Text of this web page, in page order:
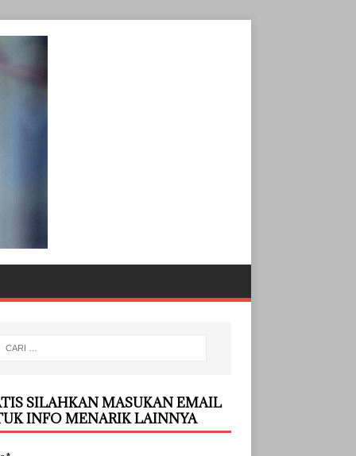
SILAHKAN MASUKAN EMAIL
INFO MENARIK LAINNYA